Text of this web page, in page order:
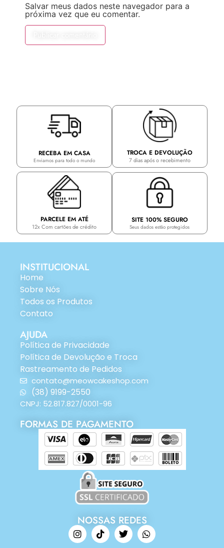
Salvar meus dados neste navegador para a
próxima vez que eu comentar.
RECEBA EM CASA
Enviamos para todo o mundo
TROCA E DEVOLUÇÃO
7 dias após o recebimento
PARCELE EM ATÉ
12x Com cartões de crédito
SITE 100% SEGURO
Seus dados estão protegidos
INSTITUCIONAL
Home
Sobre Nós
Todos os Produtos
Contato
AJUDA
Política de Privacidade
Política de Devolução e Troca
Rastreamento de Pedidos
contato@meowcakeshop.com
(38) 9199-2550
CNPJ: 52.817.827/0001-96
FORMAS DE PAGAMENTO
NOSSAS REDES